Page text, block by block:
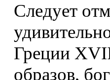
Следует
Греции
образов,